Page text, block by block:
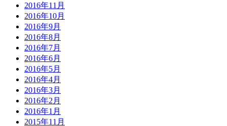
2016年11月
2016年10月
2016年9月
2016年8月
2016年7月
2016年6月
2016年5月
2016年4月
2016年3月
2016年2月
2016年1月
2015年11月